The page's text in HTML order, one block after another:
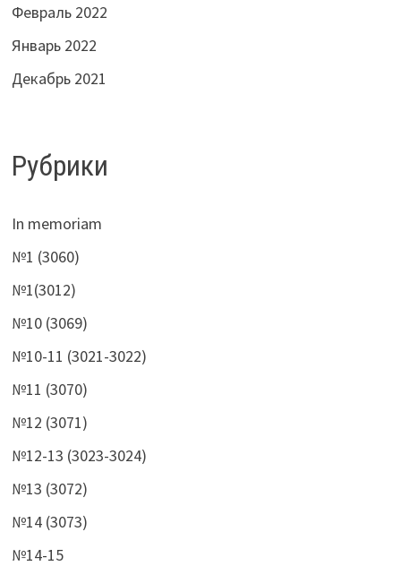
Февраль 2022
Январь 2022
Декабрь 2021
Рубрики
In memoriam
№1 (3060)
№1(3012)
№10 (3069)
№10-11 (3021-3022)
№11 (3070)
№12 (3071)
№12-13 (3023-3024)
№13 (3072)
№14 (3073)
№14-15